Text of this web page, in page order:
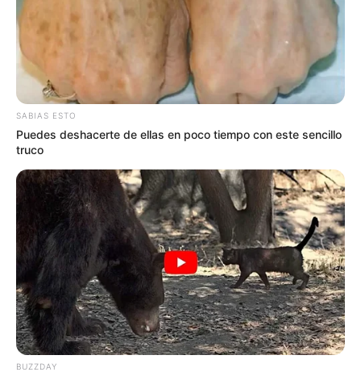
Bogotá
SABIAS ESTO
Puedes deshacerte de ellas en poco tiempo con este sencillo
truco
BUZZDAY